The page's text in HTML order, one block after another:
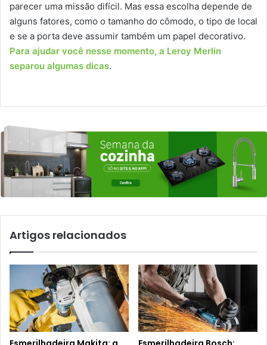
parecer uma missão difícil. Mas essa escolha depende de
alguns fatores, como o tamanho do cômodo, o tipo de local
e se a porta deve assumir também um papel decorativo.
Para ajudar você nesse momento, a Leroy Merlin
separou algumas dicas.
Artigos relacionados